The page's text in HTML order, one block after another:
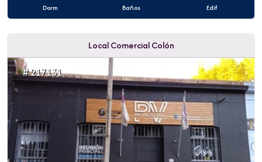
Dorm Baños Edif
Local Comercial Colón
# 217131